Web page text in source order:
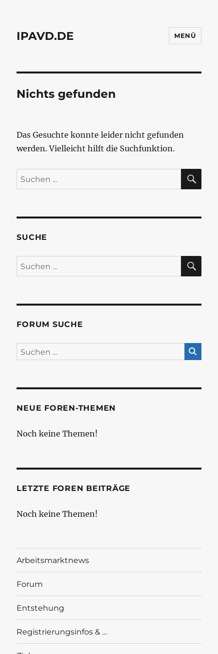
IPAVD.DE MENÜ
Nichts gefunden
Das Gesuchte konnte leider nicht gefunden
werden. Vielleicht hilft die Suchfunktion.
Suchen
nach:
SUCHE
Suchen
nach:
FORUM SUCHE
NEUE FOREN-THEMEN
Noch keine Themen!
LETZTE FOREN BEITRÄGE
Noch keine Themen!
Arbeitsmarktnews
Forum
Entstehung
Registrierungsinfos & …